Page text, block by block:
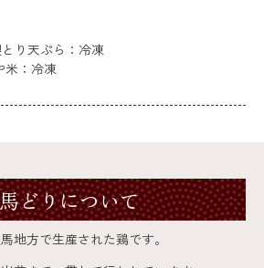
り天ぷら：冷凍
米：冷凍
どりについて
地方で生産された鶏です。